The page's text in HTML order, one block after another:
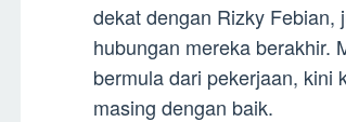
dekat dengan Rizky Febian,
hubungan mereka berakhir.
bermula dari pekerjaan, kini
masing dengan baik.